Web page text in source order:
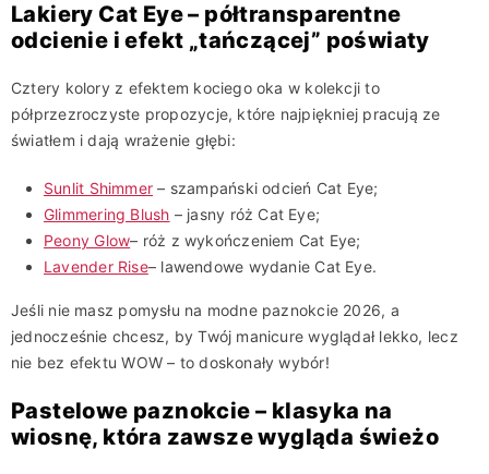
Lakiery Cat Eye – półtransparentne
odcienie i efekt „tańczącej” poświaty
Cztery kolory z efektem kociego oka w kolekcji to
półprzezroczyste propozycje, które najpiękniej pracują ze
światłem i dają wrażenie głębi:
Sunlit Shimmer – szampański odcień Cat Eye;
Glimmering Blush – jasny róż Cat Eye;
Peony Glow– róż z wykończeniem Cat Eye;
Lavender Rise– lawendowe wydanie Cat Eye.
Jeśli nie masz pomysłu na modne paznokcie 2026, a
jednocześnie chcesz, by Twój manicure wyglądał lekko, lecz
nie bez efektu WOW – to doskonały wybór!
Pastelowe paznokcie – klasyka na
wiosnę, która zawsze wygląda świeżo